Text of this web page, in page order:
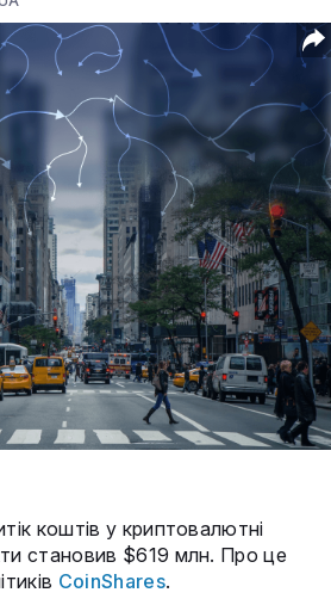
коштів у криптовалютні
становив $619 млн. Про це
CoinShares.